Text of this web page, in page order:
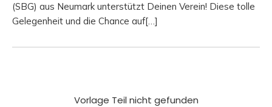
(SBG) aus Neumark unterstützt Deinen Verein! Diese tolle
Gelegenheit und die Chance auf[…]
Vorlage Teil nicht gefunden